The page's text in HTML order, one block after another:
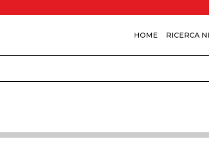
HOME RICERCA